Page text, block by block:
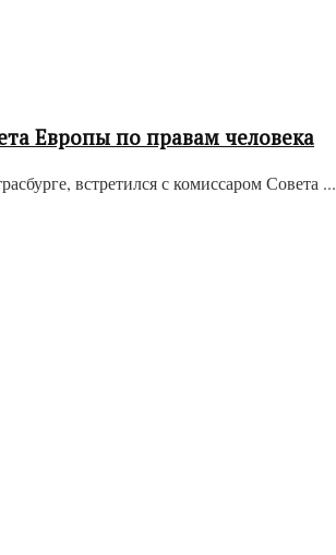
Европы по правам человека
встретился с комиссаром Совета ...